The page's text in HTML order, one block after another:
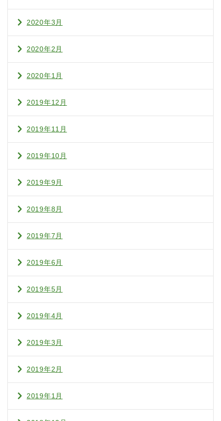
2020年3月
2020年2月
2020年1月
2019年12月
2019年11月
2019年10月
2019年9月
2019年8月
2019年7月
2019年6月
2019年5月
2019年4月
2019年3月
2019年2月
2019年1月